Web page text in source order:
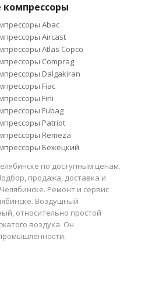
Abac
Aircast
Atlas Copco
Comprag
Dalgakiran
Fiac
Fini
Fubag
Patriot
Remeza
Бежецкий
по доступным ценам.
продажа, доставка и
Ремонт и сервис
Воздушный
относительно простой
воздуха. Он